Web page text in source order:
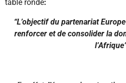
table ronde:
“L’objectif du partenariat
renforcer et de consolider la